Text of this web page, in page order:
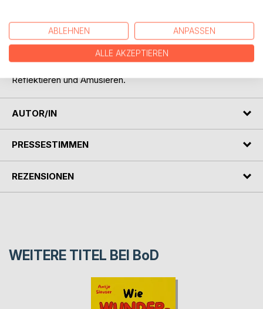
Gedanken- und Wortspiele, zwischen Liebe und Schmerz,
Witz und Tiefgründigkeit. Kleine und große Texte, mit viel
Reflektieren und Amüsieren.
AUTOR/IN
PRESSESTIMMEN
REZENSIONEN
WEITERE TITEL BEI BoD
ABLEHNEN ANPASSEN
ALLE AKZEPTIEREN